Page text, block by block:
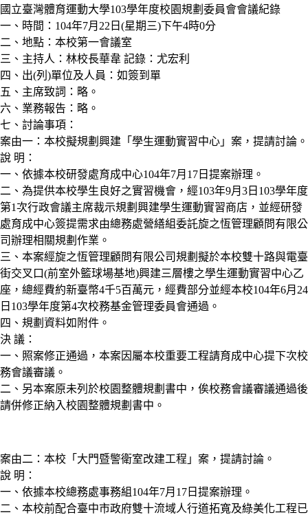
國立臺灣體育運動大學103學年度校園規劃委員會會議紀錄
一、時間：104年7月22日(星期三)下午4時0分
二、地點：本校第一會議室
三、主持人：林校長華韋 記錄：尤宏利
四、出(列)單位及人員：如簽到單
五、主席致詞：略。
六、業務報告：略。
七、討論事項：
案由一：本校擬規劃興建「學生運動實習中心」案，提請討論。
說 明：
一、依據本校研發處育成中心104年7月17日提案辦理。
二、為提供本校學生良好之實習機會，經103年9月3日103學年度
第1次行政會議主席裁示規劃興建學生運動實習商店，並經研發
處育成中心簽提需求由總務處營繕組委託旋之恆管理顧問有限公
司辦理相關規劃作業。
三、本案經旋之恆管理顧問有限公司規劃擬於本校雙十路與電臺
街交叉口(前室外籃球場基地)興建三層樓之學生運動實習中心乙
座，總經費約新臺幣4千5百萬元，經費部分並經本校104年6月24
日103學年度第4次校務基金管理委員會通過。
四、規劃資料如附件。
決 議：
一、照案修正通過，本案因屬本校重要工程請育成中心提下次校
務會議審議。
二、另本案原未列於校園整體規劃書中，俟校務會議審議通過後
請併修正納入校園整體規劃書中。
案由二：本校「大門暨警衛室改建工程」案，提請討論。
說 明：
一、依據本校總務處事務組104年7月17日提案辦理。
二、本校前配合臺中市政府雙十流域人行道拓寬及綠美化工程已